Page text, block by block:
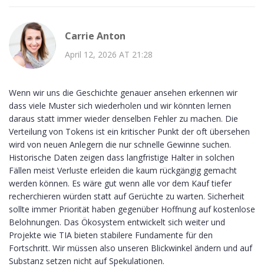
Carrie Anton
April 12, 2026 AT 21:28
Wenn wir uns die Geschichte genauer ansehen erkennen wir
dass viele Muster sich wiederholen und wir könnten lernen
daraus statt immer wieder denselben Fehler zu machen. Die
Verteilung von Tokens ist ein kritischer Punkt der oft übersehen
wird von neuen Anlegern die nur schnelle Gewinne suchen.
Historische Daten zeigen dass langfristige Halter in solchen
Fällen meist Verluste erleiden die kaum rückgängig gemacht
werden können. Es wäre gut wenn alle vor dem Kauf tiefer
recherchieren würden statt auf Gerüchte zu warten. Sicherheit
sollte immer Priorität haben gegenüber Hoffnung auf kostenlose
Belohnungen. Das Ökosystem entwickelt sich weiter und
Projekte wie TIA bieten stabilere Fundamente für den
Fortschritt. Wir müssen also unseren Blickwinkel ändern und auf
Substanz setzen nicht auf Spekulationen.